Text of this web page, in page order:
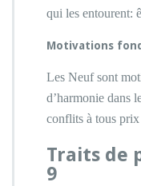
qui les entourent:
Motivations
Les Neuf sont
d’harmonie dans
conflits à tous prix
Traits de
9